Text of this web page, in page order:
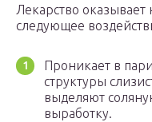
Лекарство
следующее
Проникает в
структуры
выделяют
выработку.